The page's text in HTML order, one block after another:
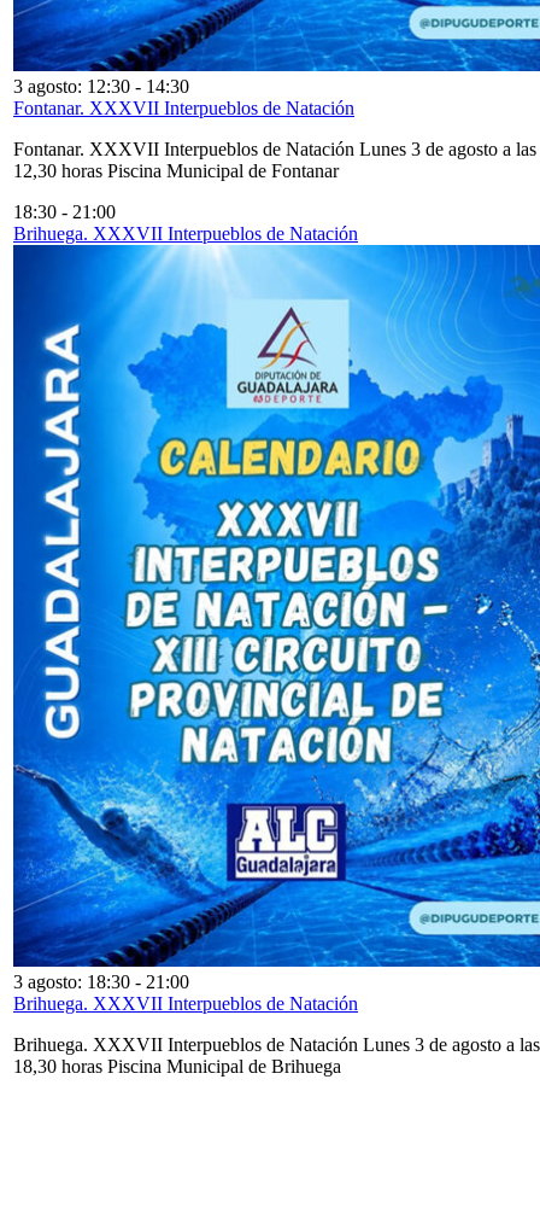
3 agosto: 12:30 - 14:30
Fontanar. XXXVII Interpueblos de Natación
Fontanar. XXXVII Interpueblos de Natación Lunes 3 de agosto a las
12,30 horas Piscina Municipal de Fontanar
18:30 - 21:00
Brihuega. XXXVII Interpueblos de Natación
3 agosto: 18:30 - 21:00
Brihuega. XXXVII Interpueblos de Natación
Brihuega. XXXVII Interpueblos de Natación Lunes 3 de agosto a las
18,30 horas Piscina Municipal de Brihuega